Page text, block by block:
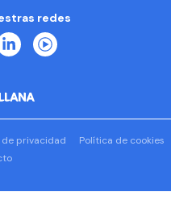
redes
de privacidad
Política de cookies